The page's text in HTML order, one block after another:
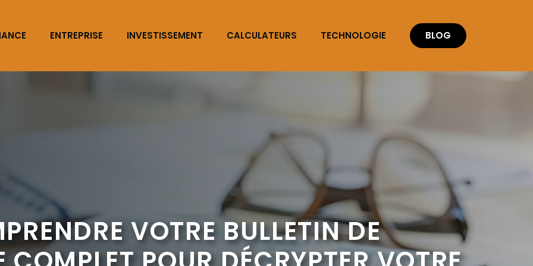
ENTREPRISE INVESTISSEMENT CALCULATEURS TECHNOLOGIE BLOG
VOTRE BULLETIN DE